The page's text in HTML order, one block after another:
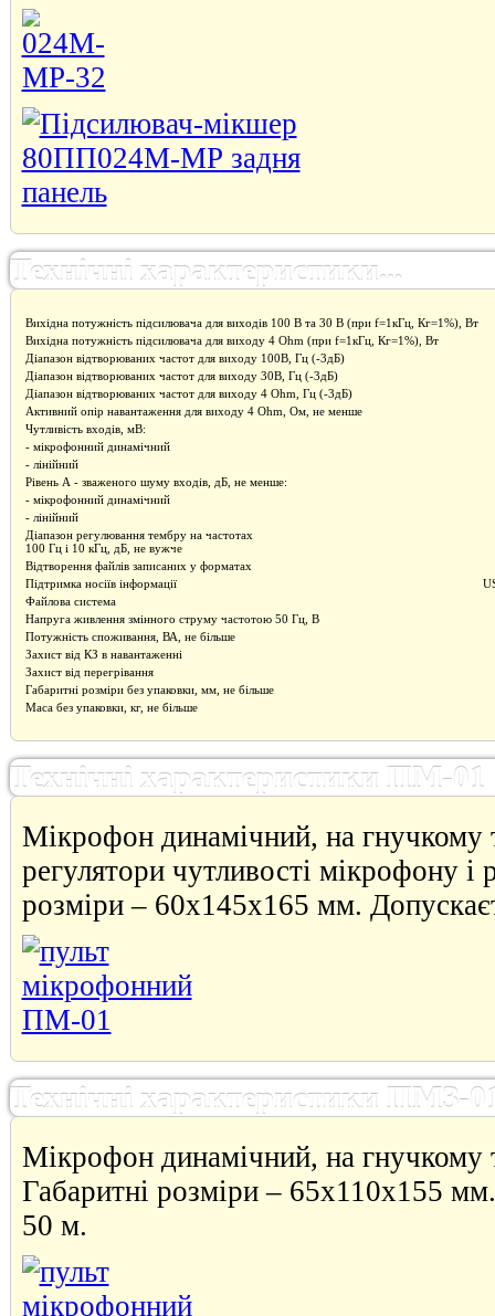
Технічні характеристики...
Вихідна потужність підсилювача для виходів 100 В та 30 В (при f=1кГц, Кг=1%), Вт
Вихідна потужність підсилювача для виходу 4 Оhm (при f=1кГц, Кг=1%), Вт
Діапазон відтворюваних частот для виходу 100В, Гц (-3дБ)
Діапазон відтворюваних частот для виходу 30В, Гц (-3дБ)
Діапазон відтворюваних частот для виходу 4 Оhm, Гц (-3дБ)
Активний опір навантаження для виходу 4 Оhm, Ом, не менше
Чутливість входів, мВ:
- мікрофонний динамічний
- лінійний
Рівень А - зваженого шуму входів, дБ, не менше:
- мікрофонний динамічний
- лінійний
Діапазон регулювання тембру на частотах
100 Гц і 10 кГц, дБ, не вужче
Відтворення файлів записаних у форматах
Підтримка носіїв інформації
Файлова система
Напруга живлення змінного струму частотою 50 Гц, В
Потужність споживання, ВА, не більше
Захист від КЗ в навантаженні
Захист від перегрівання
Габаритні розміри без упаковки, мм, не більше
Маса без упаковки, кг, не більше
Технічні характеристики ПМ-01
Мікрофон динамічний, на гнучкому
регулятори чутливості мікрофону і
розміри – 60х145х165 мм.
Технічні характеристики ПМЗ-
Мікрофон динамічний, на гнучкому
Габаритні розміри – 65х110х155
50 м.